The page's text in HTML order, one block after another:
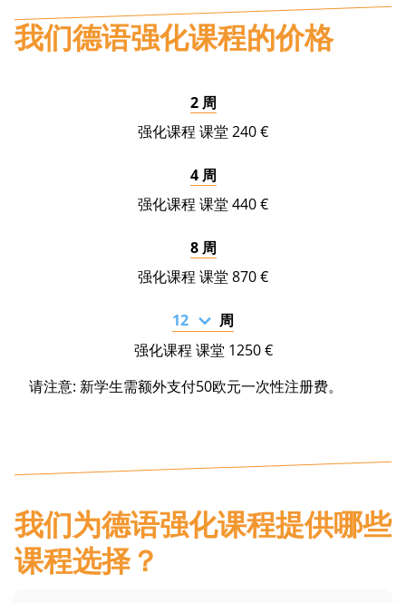
我们德语强化课程的价格
2 周
240 €
4 周
440 €
8 周
870 €
周
1250 €
请注意: 新学生需额外支付50欧元一次性注册费。
我们为德语强化课程提供哪些
课程选择？